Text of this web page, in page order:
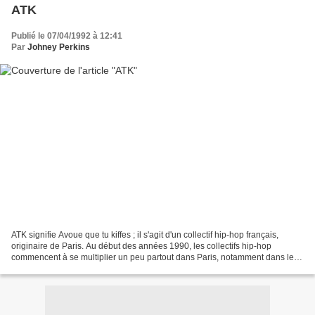
ATK
Publié le 07/04/1992 à 12:41
Par Johney Perkins
ATK signifie Avoue que tu kiffes ; il s'agit d'un collectif hip-hop français,
originaire de Paris. Au début des années 1990, les collectifs hip-hop
commencent à se multiplier un peu partout dans Paris, notamment dans les